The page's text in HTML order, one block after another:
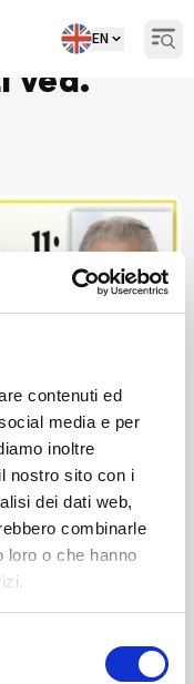
contenuti ed
media e per
inoltre
nostro sito con i
dei dati web,
combinarle
loro o che hanno
EN
ved.
Funebri